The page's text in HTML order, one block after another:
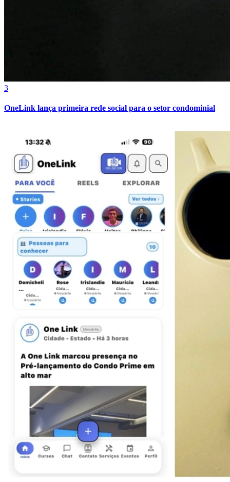
Bragantino
3
OneLink lança primeira rede social para o setor condominial